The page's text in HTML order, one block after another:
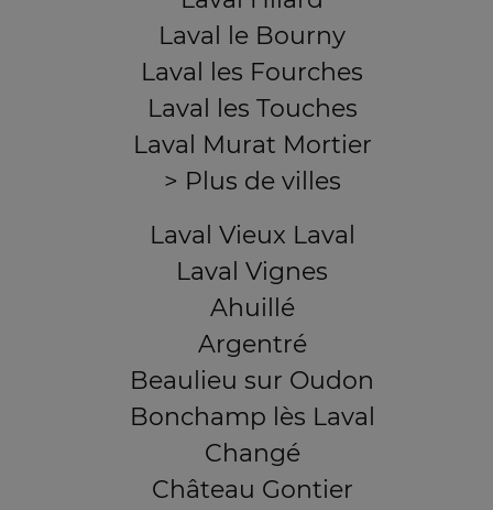
Laval le Bourny
Laval les Fourches
Laval les Touches
Laval Murat Mortier
> Plus de villes
Laval Vieux Laval
Laval Vignes
Ahuillé
Argentré
Beaulieu sur Oudon
Bonchamp lès Laval
Changé
Château Gontier